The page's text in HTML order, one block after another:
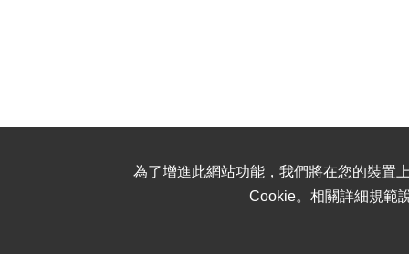
為了增進此網站功能，我們將在您的裝置
Cookie。相關詳細規範